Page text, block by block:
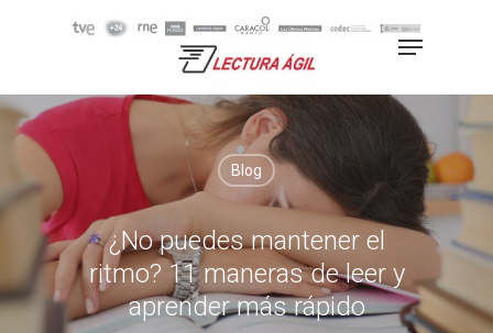
Hit enter to search or ESC to
close
Blog
¿No puedes mantener el
ritmo? 11 maneras de leer y
aprender más rápido